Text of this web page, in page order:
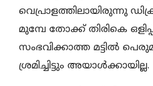
വെപ്രാളത്തിലായിരുന്നു
മുമ്പേ തോക്ക് തിരികെ
സംഭവിക്കാത്ത മട്ടിൽ
ശ്രമിച്ചിട്ടും അയാൾക്കായില്ല.